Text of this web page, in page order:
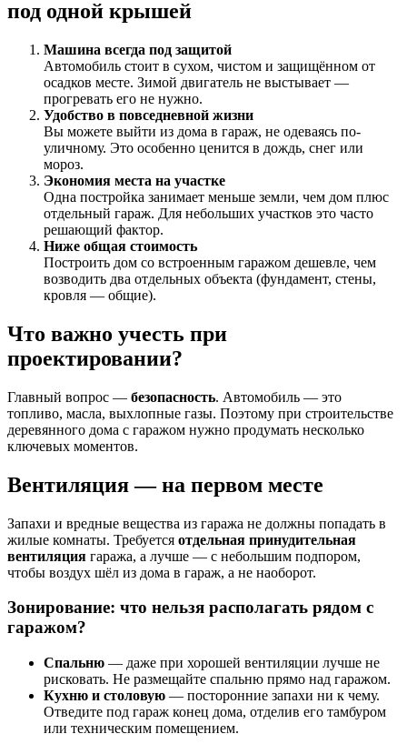
под одной крышей
Машина всегда под защитой
Автомобиль стоит в сухом, чистом и защищённом от
осадков месте. Зимой двигатель не выстывает —
прогревать его не нужно.
Удобство в повседневной жизни
Вы можете выйти из дома в гараж, не одеваясь по-
уличному. Это особенно ценится в дождь, снег или
мороз.
Экономия места на участке
Одна постройка занимает меньше земли, чем дом плюс
отдельный гараж. Для небольших участков это часто
решающий фактор.
Ниже общая стоимость
Построить дом со встроенным гаражом дешевле, чем
возводить два отдельных объекта (фундамент, стены,
кровля — общие).
Что важно учесть при
проектировании?
Главный вопрос — безопасность. Автомобиль — это
топливо, масла, выхлопные газы. Поэтому при строительстве
деревянного дома с гаражом нужно продумать несколько
ключевых моментов.
Вентиляция — на первом месте
Запахи и вредные вещества из гаража не должны попадать в
жилые комнаты. Требуется отдельная принудительная
вентиляция гаража, а лучше — с небольшим подпором,
чтобы воздух шёл из дома в гараж, а не наоборот.
Зонирование: что нельзя располагать рядом с
гаражом?
Спальню — даже при хорошей вентиляции лучше не
рисковать. Не размещайте спальню прямо над гаражом.
Кухню и столовую — посторонние запахи ни к чему.
Отведите под гараж конец дома, отделив его тамбуром
или техническим помещением.